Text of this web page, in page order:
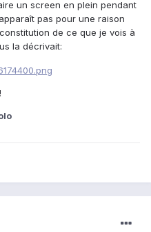
un screen en plein pendant
pas pour une raison
de ce que je vois à
la décrivait: